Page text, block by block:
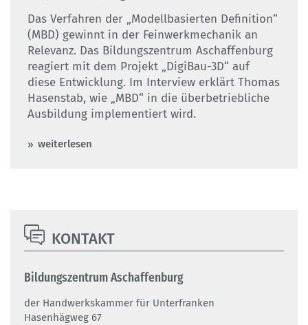
Das Verfahren der „Modellbasierten Definition“
(MBD) gewinnt in der Feinwerkmechanik an
Relevanz. Das Bildungszentrum Aschaffenburg
reagiert mit dem Projekt „DigiBau-3D“ auf
diese Entwicklung. Im Interview erklärt Thomas
Hasenstab, wie „MBD“ in die überbetriebliche
Ausbildung implementiert wird.
weiterlesen
KONTAKT
Bildungszentrum Aschaffenburg
der Handwerkskammer für Unterfranken
Hasenhägweg 67